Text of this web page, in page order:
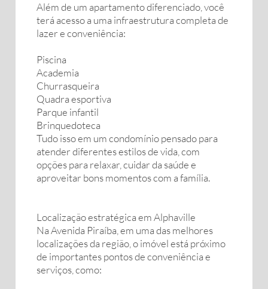
Além de um apartamento diferenciado, você
terá acesso a uma infraestrutura completa de
lazer e conveniência:
Piscina
Academia
Churrasqueira
Quadra esportiva
Parque infantil
Brinquedoteca
Tudo isso em um condomínio pensado para
atender diferentes estilos de vida, com
opções para relaxar, cuidar da saúde e
aproveitar bons momentos com a família.
Localização estratégica em Alphaville
Na Avenida Piraíba, em uma das melhores
localizações da região, o imóvel está próximo
de importantes pontos de conveniência e
serviços, como: